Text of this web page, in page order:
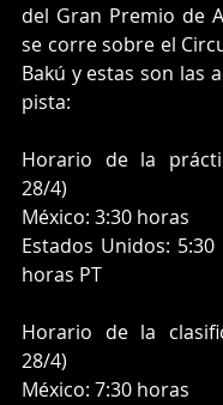
del Gran Premio de
se corre sobre el
Bakú y estas son las
pista:
Horario de la
28/4)
México: 3:30 horas
Estados Unidos:
horas PT
Horario de la
28/4)
México: 7:30 horas